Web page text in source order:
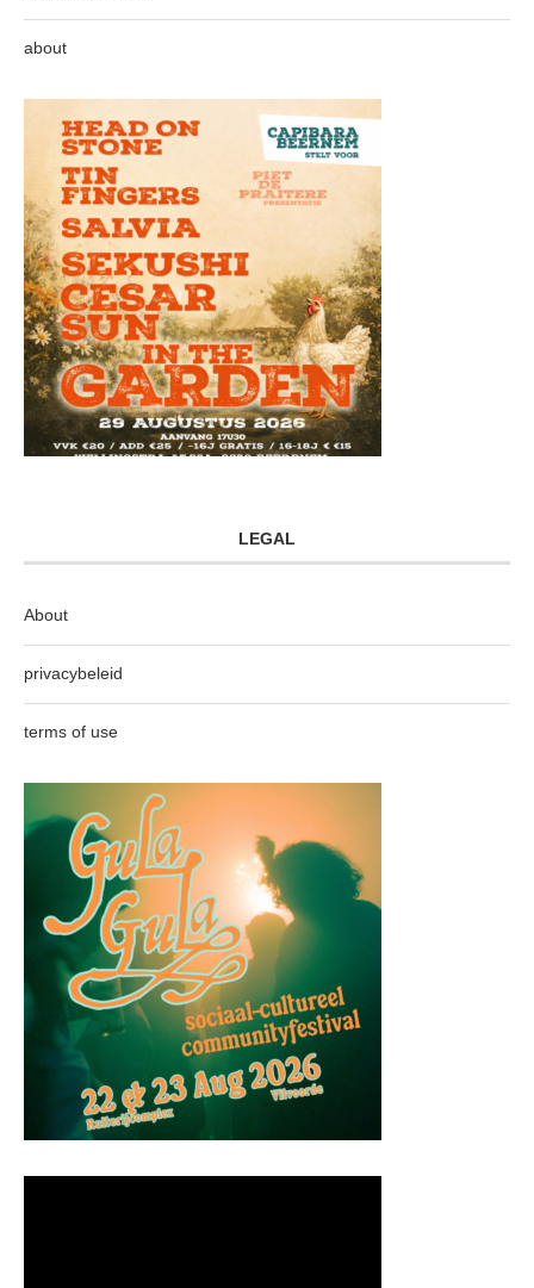
about
LEGAL
About
privacybeleid
terms of use